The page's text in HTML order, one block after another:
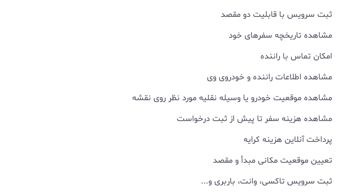
ثبت سرویس با قابلیت دو مقصد
مشاهده تاریخچه سفرهای خود
امکان تماس با راننده
مشاهده اطلاعات راننده و خودروی وی
مشاهده موقعیت خودرو یا وسیله نقلیه مورد نظر روی نقشه
مشاهده هزینه سفر تا پیش از ثبت درخواست
پرداخت آنلاین هزینه کرایه
تعیین موقعیت مکانی مبدأ و مقصد
ثبت سرویس تاکسی، وانت، باربری و...